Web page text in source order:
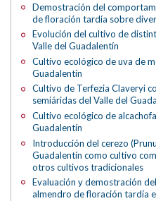
Demostración del
de floración tardía sobre
Evolución del cultivo de
Valle del Guadalentín
Cultivo ecológico de uva de
Guadalentín
Cultivo de Terfezia Claveryi
semiáridas del Valle del
Cultivo ecológico de
Guadalentín
Introducción del cerezo
Guadalentín como cultivo
otros cultivos tradicionales
Evaluación y demostración
almendro de floración tardía